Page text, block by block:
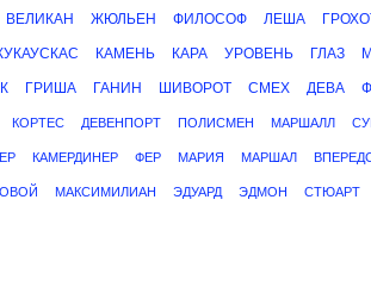
ВЕЛИКАН ЖЮЛЬЕН ФИЛОСОФ ЛЕША
КАМЕНЬ КАРА УРОВЕНЬ ГЛАЗ
ГРИША ГАНИН ШИВОРОТ СМЕХ ДЕВА
КОРТЕС ДЕВЕНПОРТ ПОЛИСМЕН МАРШАЛЛ
КАМЕРДИНЕР ФЕР МАРИЯ МАРШАЛ
МАКСИМИЛИАН ЭДУАРД ЭДМОН СТЮАРТ